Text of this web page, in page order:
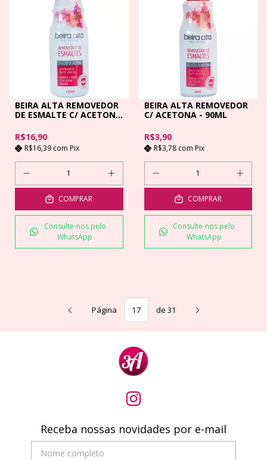
BEIRA ALTA REMOVEDOR
DE ESMALTE C/ ACETONA
R$16,90
R$16,39 com Pix
COMPRAR
Consulte-nos pelo
WhatsApp
BEIRA ALTA REMOVEDOR
C/ ACETONA - 90ML
R$3,90
R$3,78 com Pix
COMPRAR
Consulte-nos pelo
WhatsApp
Página de 31
Receba nossas novidades por e-mail